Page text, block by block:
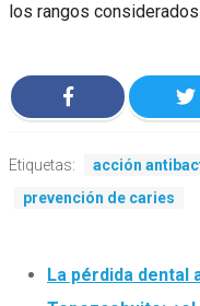
los rangos
Etiquetas: acción
prevención de caries
La pérdida dental